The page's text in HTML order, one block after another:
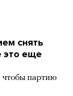
снять
это еще
чтобы партию